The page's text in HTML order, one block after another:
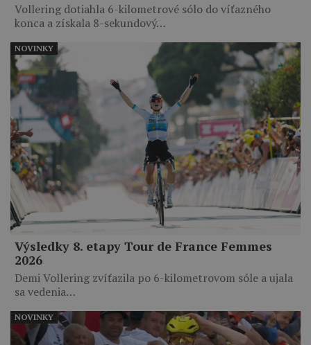
Vollering dotiahla 6-kilometrové sólo do víťazného
konca a získala 8-sekundový…
Výsledky 8. etapy Tour de France Femmes
2026
Demi Vollering zvíťazila po 6-kilometrovom sóle a ujala
sa vedenia…
NOVINKY
NOVINKY